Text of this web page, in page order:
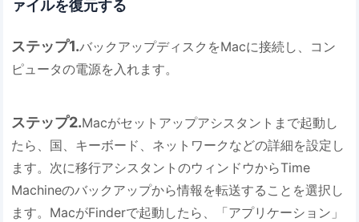
ァイルを復元する
ステップ1.バックアップディスクをMacに接続し、コン
ピュータの電源を入れます。
ステップ2.Macがセットアップアシスタントまで起動し
たら、国、キーボード、ネットワークなどの詳細を設定し
ます。次に移行アシスタントのウィンドウからTime
Machineのバックアップから情報を転送することを選択し
ます。MacがFinderで起動したら、「アプリケーション」